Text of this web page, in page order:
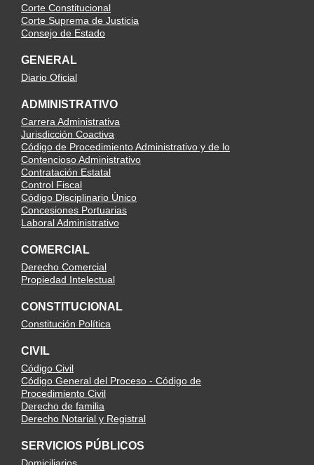
Corte Constitucional
Corte Suprema de Justicia
Consejo de Estado
GENERAL
Diario Oficial
ADMINISTRATIVO
Carrera Administrativa
Jurisdicción Coactiva
Código de Procedimiento Administrativo y de lo
Contencioso Administrativo
Contratación Estatal
Control Fiscal
Código Disciplinario Único
Concesiones Portuarias
Laboral Administrativo
COMERCIAL
Derecho Comercial
Propiedad Intelectual
CONSTITUCIONAL
Constitución Política
CIVIL
Código Civil
Código General del Proceso - Código de
Procedimiento Civil
Derecho de familia
Derecho Notarial y Registral
SERVICIOS PÚBLICOS